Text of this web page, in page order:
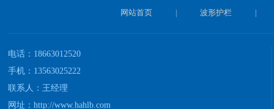
网站首页 波形护栏
电话：18663012520
手机：13563025222
联系人：王经理
网址： http://www.hahlb.com